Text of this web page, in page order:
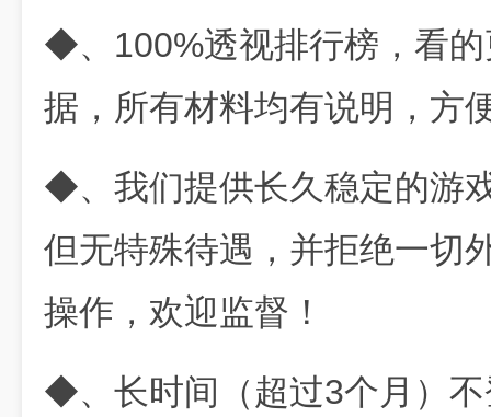
◆、100%透视排行榜，看
据，所有材料均有说明，方
◆、我们提供长久稳定的游
但无特殊待遇，并拒绝一切
操作，欢迎监督！
◆、长时间（超过3个月）